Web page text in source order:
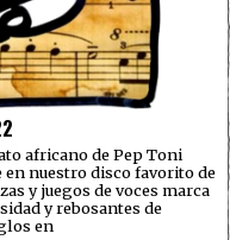
africano de Pep Toni
en nuestro disco favorito de
y juegos de voces marca
y rebosantes de
en